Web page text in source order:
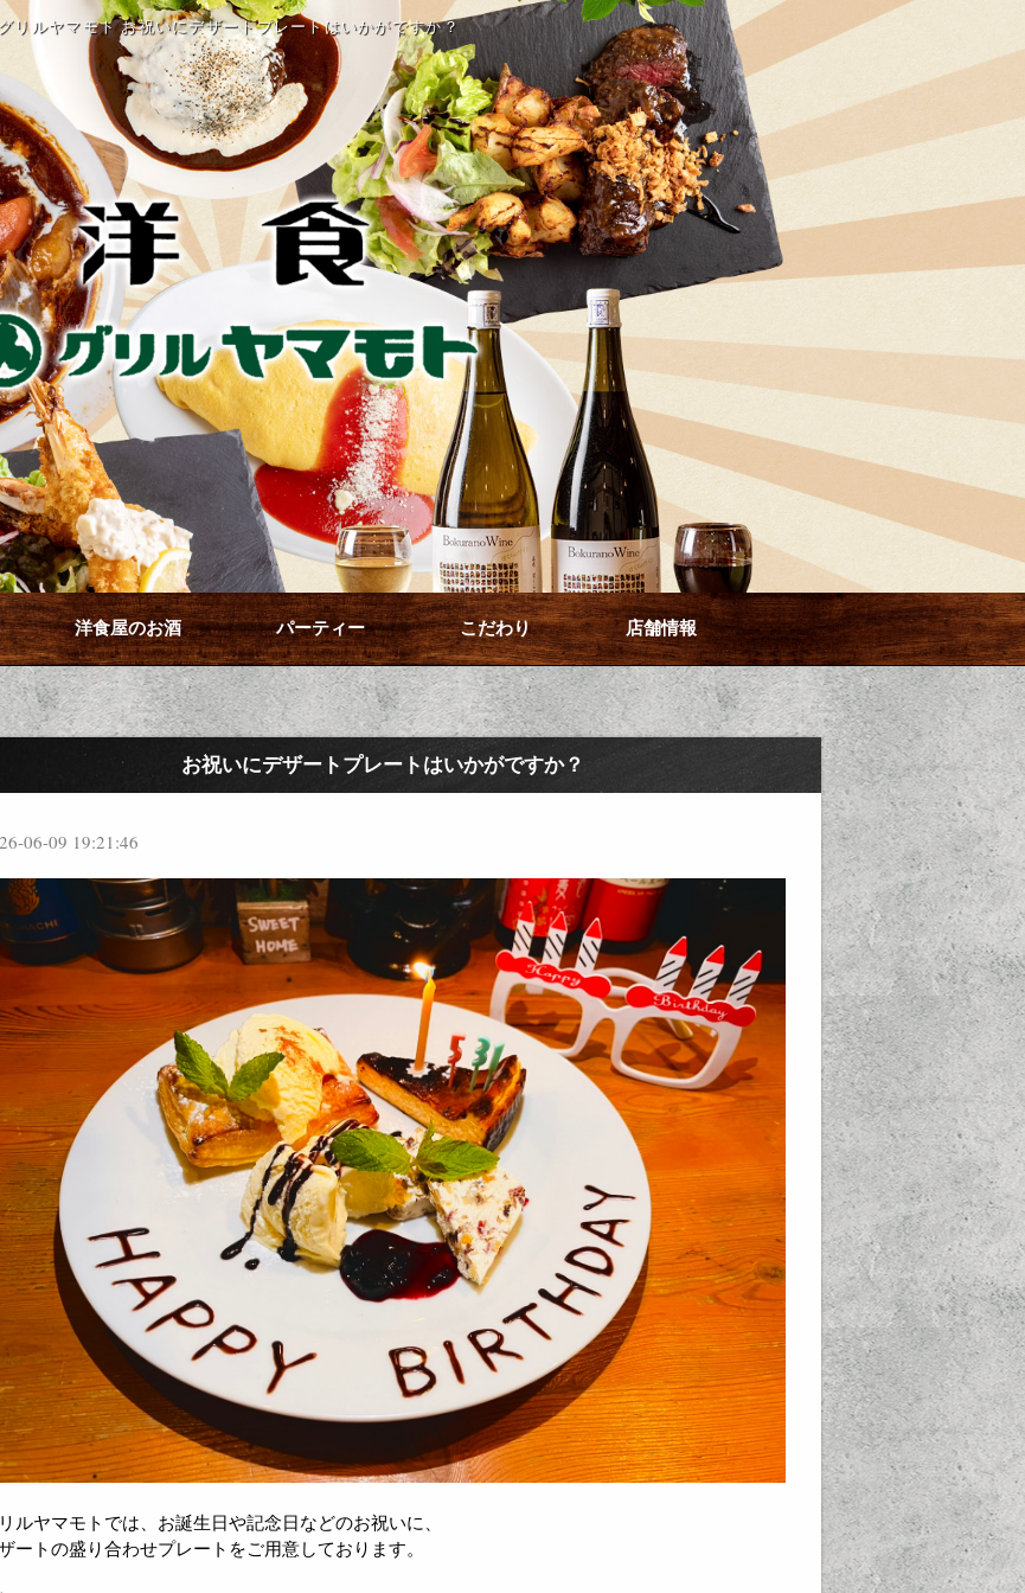
グリルヤマモト お祝いにデザートプレートはいかがですか？
洋食屋のお酒 パーティー こだわり 店舗情報
お祝いにデザートプレートはいかがですか？
06-09 19:21:46
ルヤマモトでは、お誕生日や記念日などのお祝いに、
ートの盛り合わせプレートをご用意しております。